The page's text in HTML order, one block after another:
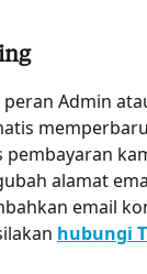
Admin
pembayaran
alamat
email
hubungi